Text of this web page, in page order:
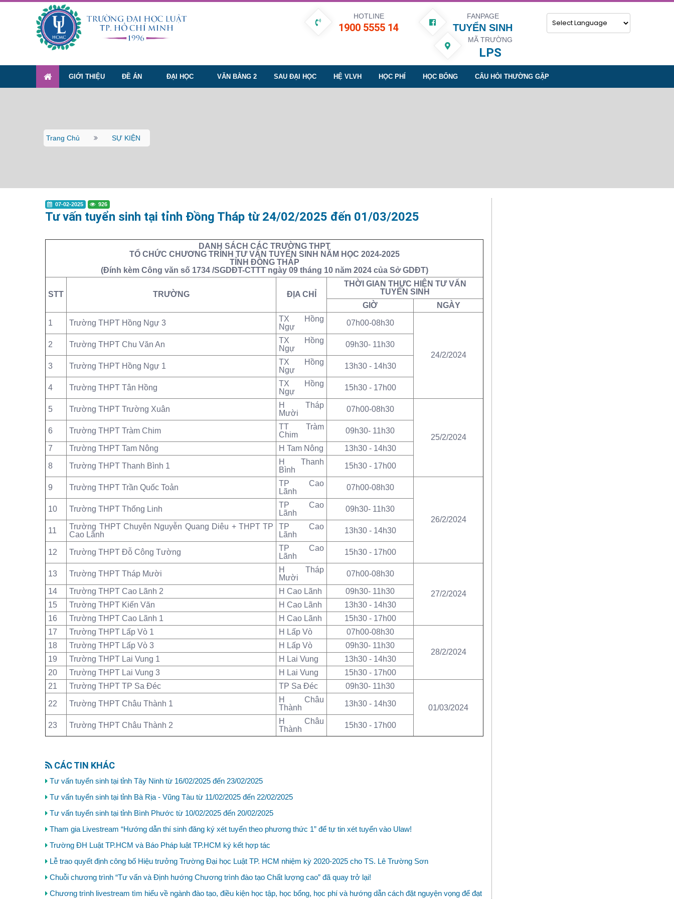
FANPAGE
TUYỂN SINH
HOTLINE
1900 5555 14
MÃ TRƯỜNG
LPS
GIỚI THIỆU ĐỀ ÁN ĐẠI HỌC VĂN BẰNG 2 SAU ĐẠI HỌC HỆ VLVH HỌC PHÍ HỌC BỔNG CÂU HỎI THƯỜNG GẶP
Trang Chủ SỰ KIỆN
07-02-2025 926
Tư vấn tuyển sinh tại tỉnh Đồng Tháp từ 24/02/2025 đến 01/03/2025
DANH SÁCH CÁC TRƯỜNG THPT
TỔ CHỨC CHƯƠNG TRÌNH TƯ VẤN TUYỂN SINH NĂM HỌC 2024-2025
TỈNH ĐỒNG THÁP
(Đính kèm Công văn số 1734 /SGDĐT-CTTT ngày 09 tháng 10 năm 2024 của Sở GDĐT)
STT TRƯỜNG ĐỊA CHỈ
THỜI GIAN THỰC HIỆN TƯ VẤN
TUYỂN SINH
GIỜ
NGÀY
1 Trường THPT Hồng Ngự 3
TX Hồng
Ngự
07h00-08h30
24/2/2024
2 Trường THPT Chu Văn An
TX Hồng
Ngự
09h30- 11h30
3 Trường THPT Hồng Ngự 1
TX Hồng
Ngự
13h30 - 14h30
4 Trường THPT Tân Hồng
TX Hồng
Ngự
15h30 - 17h00
5 Trường THPT Trường Xuân
H Tháp
Mười
07h00-08h30
25/2/2024
6 Trường THPT Tràm Chim
TT Tràm
Chim
09h30- 11h30
7 Trường THPT Tam Nông H Tam Nông 13h30 - 14h30
8 Trường THPT Thanh Bình 1
H Thanh
Bình
15h30 - 17h00
9 Trường THPT Trần Quốc Toản
TP Cao
Lãnh
07h00-08h30
26/2/2024
10 Trường THPT Thống Linh
TP Cao
Lãnh
09h30- 11h30
11
Trường THPT Chuyên Nguyễn Quang Diêu + THPT TP
Cao Lãnh
TP Cao
Lãnh
13h30 - 14h30
12 Trường THPT Đỗ Công Tường
TP Cao
Lãnh
15h30 - 17h00
13 Trường THPT Tháp Mười
H Tháp
Mười
07h00-08h30
27/2/2024
14 Trường THPT Cao Lãnh 2 H Cao Lãnh
09h30- 11h30
15
Trường THPT Kiến Văn H Cao Lãnh
13h30 - 14h30
16
Trường THPT Cao Lãnh 1 H Cao Lãnh
15h30 - 17h00
17
Trường THPT Lấp Vò 1 H Lấp Vò 07h00-08h30
28/2/2024
18 Trường THPT Lấp Vò 3 H Lấp Vò
09h30- 11h30
19
Trường THPT Lai Vung 1 H Lai Vung
13h30 - 14h30
20
Trường THPT Lai Vung 3 H Lai Vung
15h30 - 17h00
21
Trường THPT TP Sa Đéc TP Sa Đéc 09h30- 11h30
01/03/2024
22 Trường THPT Châu Thành 1
H Châu
Thành
13h30 - 14h30
23 Trường THPT Châu Thành 2
H Châu
Thành
15h30 - 17h00
CÁC TIN KHÁC
Tư vấn tuyển sinh tại tỉnh Tây Ninh từ 16/02/2025 đến 23/02/2025
Tư vấn tuyển sinh tại tỉnh Bà Rịa - Vũng Tàu từ 11/02/2025 đến 22/02/2025
Tư vấn tuyển sinh tại tỉnh Bình Phước từ 10/02/2025 đến 20/02/2025
Tham gia Livestream “Hướng dẫn thí sinh đăng ký xét tuyển theo phương thức 1” để tự tin xét tuyển vào Ulaw!
Trường ĐH Luật TP.HCM và Báo Pháp luật TP.HCM ký kết hợp tác
Lễ trao quyết định công bố Hiệu trưởng Trường Đại học Luật TP. HCM nhiệm kỳ 2020-2025 cho TS. Lê Trường Sơn
Chuỗi chương trình “Tư vấn và Định hướng Chương trình đào tạo Chất lượng cao” đã quay trở lại!
Chương trình livestream tìm hiểu về ngành đào tạo, điều kiện học tập, học bổng, học phí và hướng dẫn cách đặt nguyện vọng để đạt